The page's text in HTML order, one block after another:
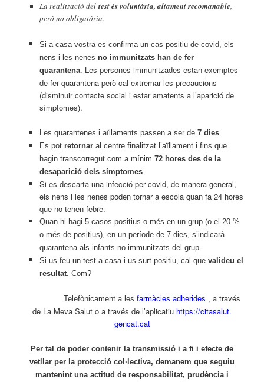
La realització del test és voluntària, altament recomanable,
però no obligatòria.
Si a casa vostra es confirma un cas positiu de covid, els
nens i les nenes no immunitzats han de fer
quarantena. Les persones immunitzades estan exemptes
de fer quarantena però cal extremar les precaucions
(disminuir contacte social i estar amatents a l’aparició de
símptomes).
Les quarantenes i aïllaments passen a ser de 7 dies.
Es pot retornar al centre finalitzat l’aïllament i fins que
hagin transcorregut com a mínim 72 hores des de la
desaparició dels símptomes.
Si es descarta una infecció per covid, de manera general,
els nens i les nenes poden tornar a escola quan fa 24 hores
que no tenen febre.
Quan hi hagi 5 casos positius o més en un grup (o el 20 %
o més de positius), en un període de 7 dies, s’indicarà
quarantena als infants no immunitzats del grup.
Si us feu un test a casa i us surt positiu, cal que valideu el
resultat. Com?
Telefònicament a les farmàcies adherides
a través
de La Meva Salut o a través de l’aplicatiu https://citasalut.
gencat.cat
Per tal de poder contenir la transmissió i a fi i efecte de
vetllar per la protecció col·lectiva, demanem que seguiu
mantenint una actitud de responsabilitat, prudència i